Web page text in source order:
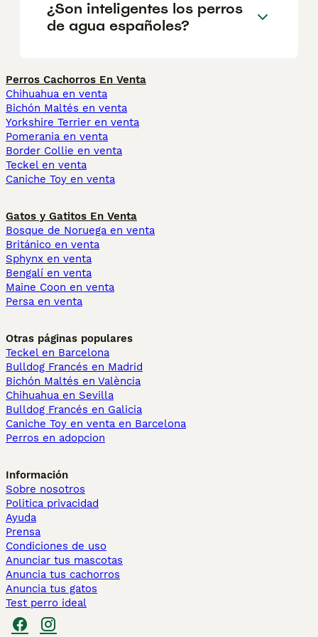
¿Son inteligentes los perros
de agua españoles?
Perros Cachorros En Venta
Chihuahua en venta
Bichón Maltés en venta
Yorkshire Terrier en venta
Pomerania en venta
Border Collie en venta
Teckel en venta
Caniche Toy en venta
Gatos y Gatitos En Venta
Bosque de Noruega en venta
Británico en venta
Sphynx en venta
Bengalí en venta
Maine Coon en venta
Persa en venta
Otras páginas populares
Teckel en Barcelona
Bulldog Francés en Madrid
Bichón Maltés en València
Chihuahua en Sevilla
Bulldog Francés en Galicia
Caniche Toy en venta en Barcelona
Perros en adopcion
Información
Sobre nosotros
Politica privacidad
Ayuda
Prensa
Condiciones de uso
Anunciar tus mascotas
Anuncia tus cachorros
Anuncia tus gatos
Test perro ideal